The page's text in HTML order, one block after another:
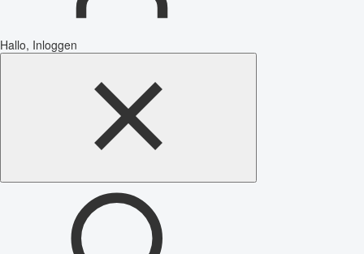
Hallo, Inloggen